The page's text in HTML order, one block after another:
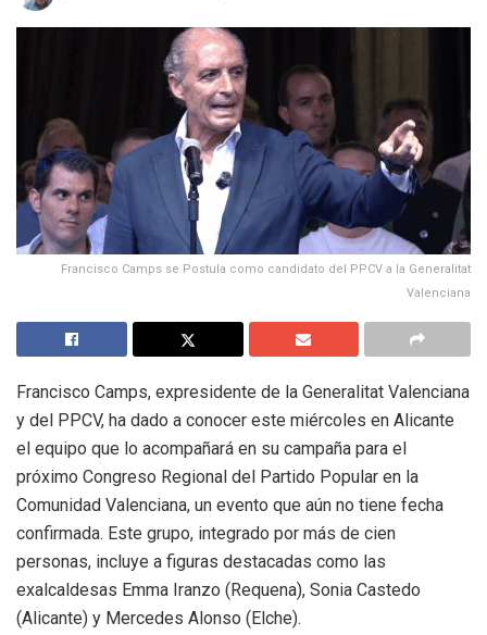
Francisco Camps se Postula como candidato del PPCV a la Generalitat
Valenciana
Francisco Camps, expresidente de la Generalitat Valenciana
y del PPCV, ha dado a conocer este miércoles en Alicante
el equipo que lo acompañará en su campaña para el
próximo Congreso Regional del Partido Popular en la
Comunidad Valenciana, un evento que aún no tiene fecha
confirmada. Este grupo, integrado por más de cien
personas, incluye a figuras destacadas como las
exalcaldesas Emma Iranzo (Requena), Sonia Castedo
(Alicante) y Mercedes Alonso (Elche).